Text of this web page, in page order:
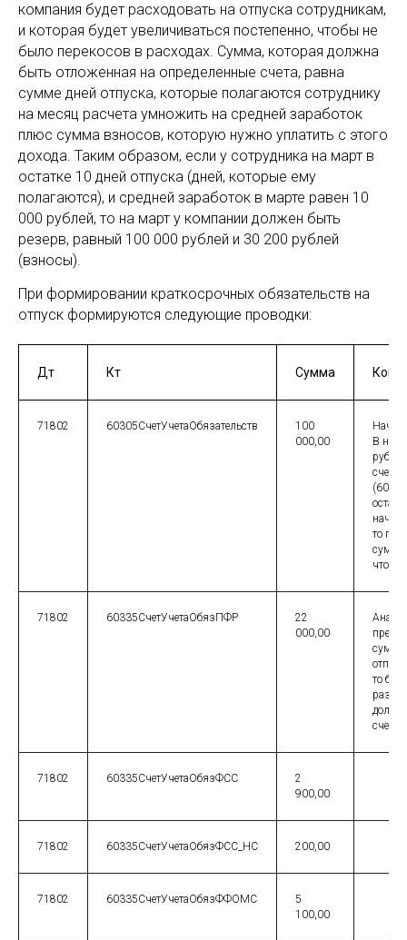
компания будет расходовать на отпуска сотрудникам,
и которая будет увеличиваться постепенно, чтобы не
было перекосов в расходах. Сумма, которая должна
быть отложенная на определенные счета, равна
сумме дней отпуска, которые полагаются сотруднику
на месяц расчета умножить на средней заработок
плюс сумма взносов, которую нужно уплатить с этого
дохода. Таким образом, если у сотрудника на март в
остатке 10 дней отпуска (дней, которые ему
полагаются), и средней заработок в марте равен 10
000 рублей, то на март у компании должен быть
резерв, равный 100 000 рублей и 30 200 рублей
(взносы).
При формировании краткосрочных обязательств на
отпуск формируются следующие проводки:
Дт Кт Сумма
71802 60305СчетУчетаОбязательств
100
000,00
В
счете
то
сумму
чтобы
71802 60335СчетУчетаОбязПФР
22
000,00
сумм
то
счете
71802 60335СчетУчетаОбязФСС
2
900,00
71802 60335СчетУчетаОбязФСС_НС 200,00
71802 60335СчетУчетаОбязФФОМС
5
100,00